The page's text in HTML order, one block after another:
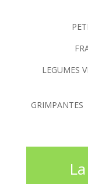
LEGUMES